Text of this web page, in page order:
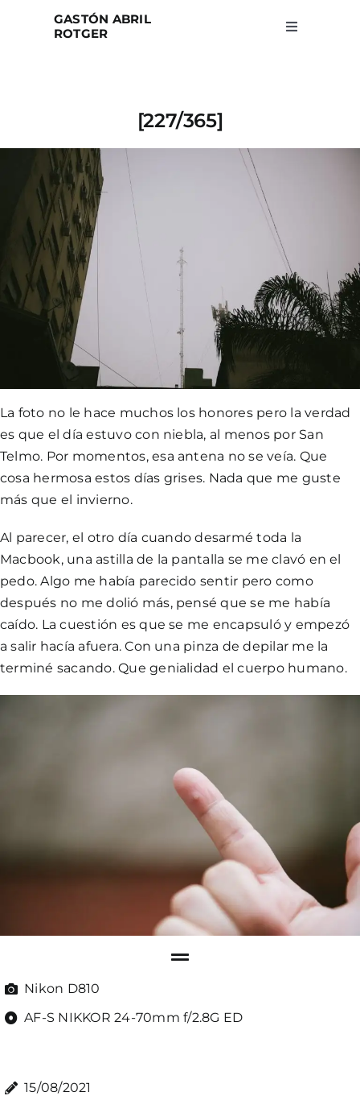
GASTÓN ABRIL
ROTGER
Toggle
Blog
About
Search
for:
[227/365]
La foto no le hace muchos los honores pero la verdad
es que el día estuvo con niebla, al menos por San
Telmo. Por momentos, esa antena no se veía. Que
cosa hermosa estos días grises. Nada que me guste
más que el invierno.
Al parecer, el otro día cuando desarmé toda la
Macbook, una astilla de la pantalla se me clavó en el
pedo. Algo me había parecido sentir pero como
después no me dolió más, pensé que se me había
caído. La cuestión es que se me encapsuló y empezó
a salir hacía afuera. Con una pinza de depilar me la
terminé sacando. Que genialidad el cuerpo humano.
Nikon D810
AF-S NIKKOR 24-70mm f/2.8G ED
15/08/2021